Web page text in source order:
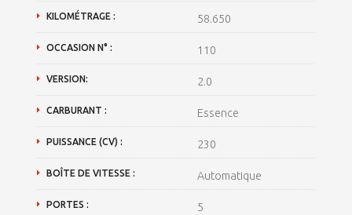
KILOMÉTRAGE : 58.650
OCCASION N° : 110
VERSION: 2.0
CARBURANT : Essence
PUISSANCE (CV) : 230
BOÎTE DE VITESSE : Automatique
PORTES : 5